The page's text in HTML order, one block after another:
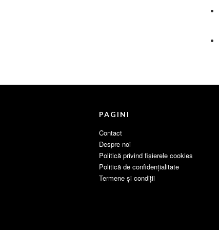
PAGINI
Contact
Despre noi
Politică privind fișierele cookies
Politică de confidențialitate
Termene și condiții